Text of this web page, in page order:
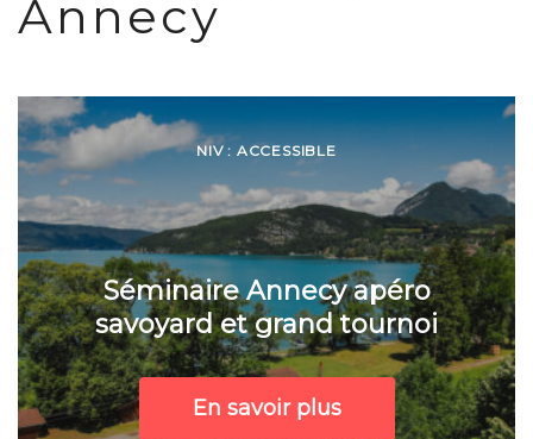
Annecy
NIV : ACCESSIBLE
Séminaire Annecy apéro
savoyard et grand tournoi
En savoir plus